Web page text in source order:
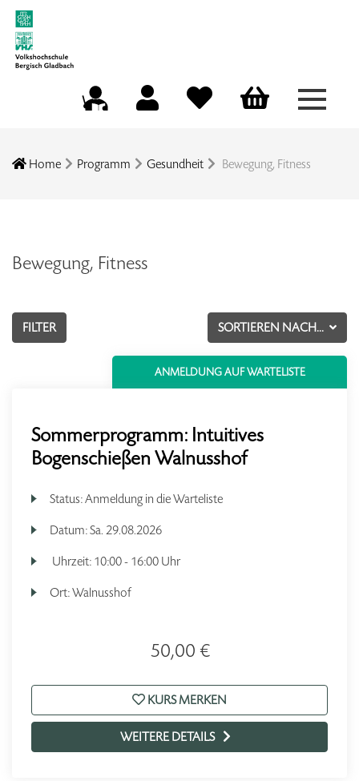
Menü
Home Programm Gesundheit Bewegung, Fitness
Bewegung, Fitness
SORTIEREN NACH...
FILTER
ANMELDUNG AUF WARTELISTE
Sommerprogramm: Intuitives
Bogenschießen Walnusshof
Status:Anmeldung in die Warteliste
Datum:Sa. 29.08.2026
Uhrzeit: 10:00 - 16:00 Uhr
Ort:Walnusshof
50,00 €
KURS MERKEN
WEITERE DETAILS